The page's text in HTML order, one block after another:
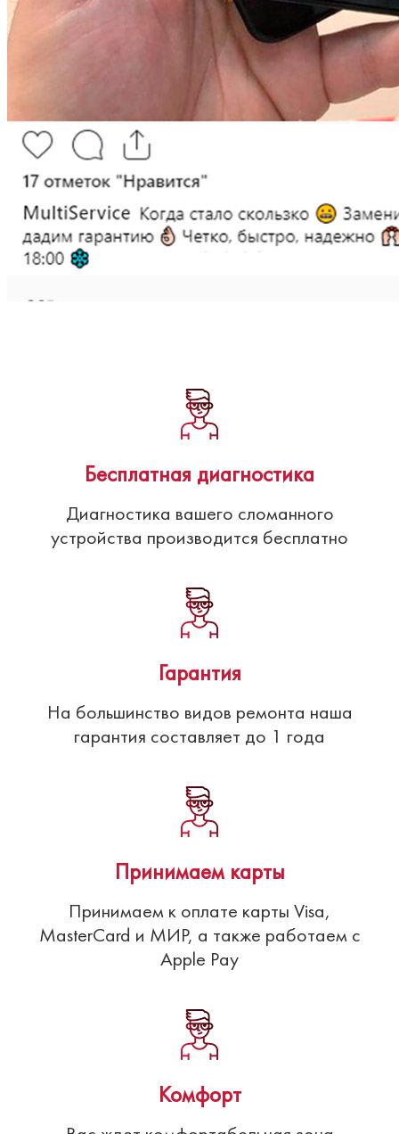
Бесплатная диагностика
Диагностика вашего сломанного
устройства производится бесплатно
Гарантия
На большинство видов ремонта наша
гарантия составляет до 1 года
Принимаем карты
Принимаем к оплате карты Visa,
MasterCard и МИР, а также работаем с
Apple Pay
Комфорт